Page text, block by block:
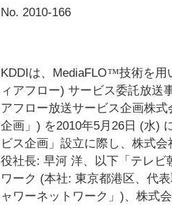
No. 2010-166
KDDIは、MediaFLO™技術を用
ィアフロー) サービス委託放送
アフロー放送サービス企画株
企画」) を2010年5月26日 (水)
ビス企画」設立に際し、株式
役社長: 早河 洋、以下「テレ
ワーク (本社: 東京都港区、代
ャワーネットワーク」)、株式